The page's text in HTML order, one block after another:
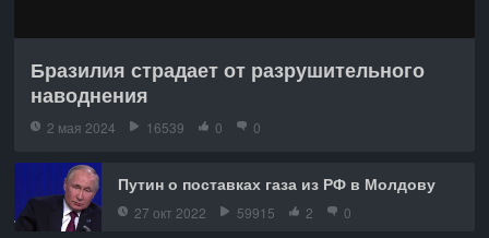
Бразилия страдает от разрушительного
наводнения
2 мая 2024 16539 0 0
Путин о поставках газа из РФ в Молдову
27 окт 2022 59915 2 0